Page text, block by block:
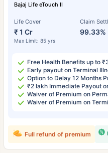
Bajaj Life eTouch II
Life Cover
₹ 1 Cr
Max Limit: 85 yrs
Claim
99.33%
Free Health Benefits up to
Early payout on Terminal
Option to Delay 12 Months
₹2 lakh Immediate Payout
Waiver of Premium on
Waiver of Premium on
Full refund of premium